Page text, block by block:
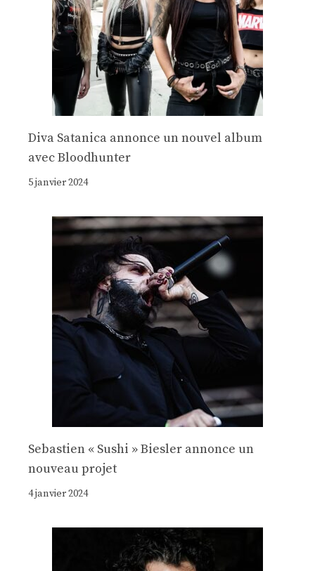
Diva Satanica annonce un nouvel album
avec Bloodhunter
5 janvier 2024
Sebastien « Sushi » Biesler annonce un
nouveau projet
4 janvier 2024